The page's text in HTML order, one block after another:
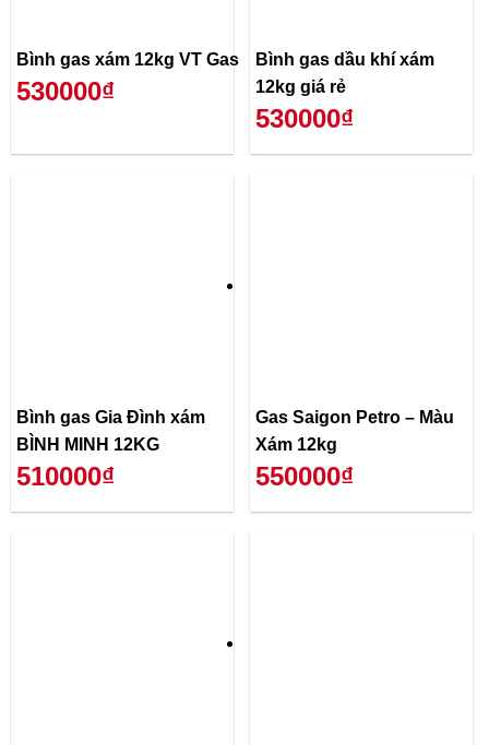
Bình gas xám 12kg VT Gas
530000₫
Bình gas dầu khí xám
12kg giá rẻ
530000₫
Bình gas Gia Đình xám
BÌNH MINH 12KG
510000₫
Gas Saigon Petro – Màu
Xám 12kg
550000₫